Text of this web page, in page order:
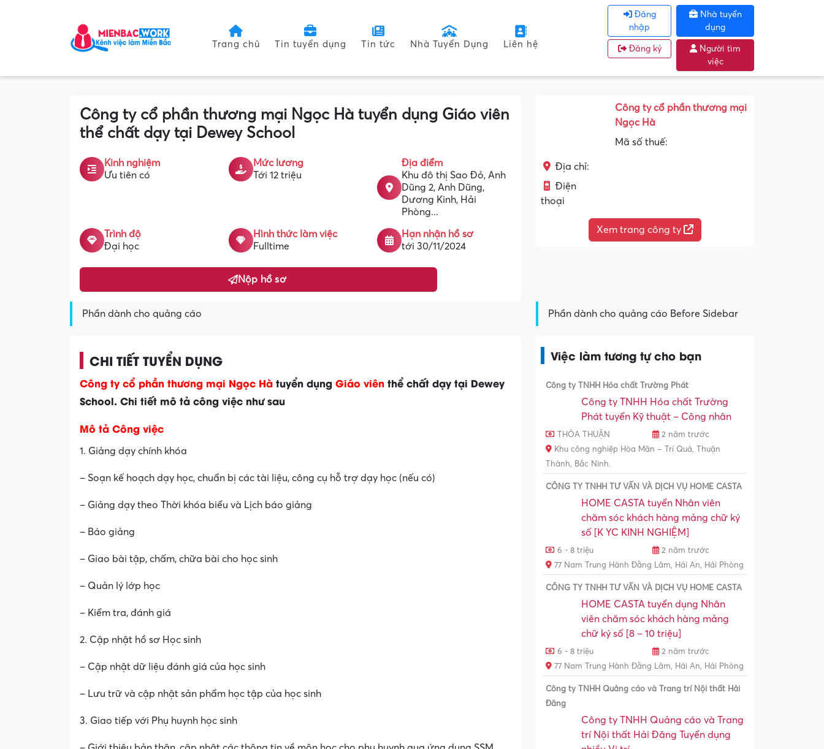
Trang chủ Tin tuyển dụng Tin tức Nhà Tuyển Dụng Liên hệ
Đăng
nhập
Đăng ký
Nhà tuyển
dụng
Người tìm
việc
Công ty cổ phần thương mại Ngọc Hà tuyển dụng Giáo viên
thể chất dạy tại Dewey School
Kinh nghiệm
Ưu tiên có
Mức lương
Tới 12 triệu
Địa điểm
Khu đô thị Sao Đỏ, Anh
Dũng 2, Anh Dũng,
Dương Kinh, Hải
Phòng...
Trình độ
Đại học
Hình thức làm việc
Fulltime
Hạn nhận hồ sơ
tới 30/11/2024
Nộp hồ sơ
Công ty cổ phần thương mại
Ngọc Hà
Mã số thuế:
Địa chỉ:
Điện
thoại
Xem trang công ty
Phần dành cho quảng cáo
CHI TIẾT TUYỂN DỤNG
Công ty cổ phần thương mại Ngọc Hà tuyển dụng Giáo viên thể chất dạy tại Dewey
School. Chi tiết mô tả công việc như sau
Mô tả Công việc
1. Giảng dạy chính khóa
– Soạn kế hoạch dạy học, chuẩn bị các tài liệu, công cụ hỗ trợ dạy học (nếu có)
– Giảng dạy theo Thời khóa biểu và Lịch báo giảng
– Báo giảng
– Giao bài tập, chấm, chữa bài cho học sinh
– Quản lý lớp học
– Kiểm tra, đánh giá
2. Cập nhật hồ sơ Học sinh
– Cập nhật dữ liệu đánh giá của học sinh
– Lưu trữ và cập nhật sản phẩm học tập của học sinh
3. Giao tiếp với Phụ huynh học sinh
Phần dành cho quảng cáo Before Sidebar
Việc làm tương tự cho bạn
Công ty TNHH Hóa chất Trường Phát
Công ty TNHH Hóa chất Trường
Phát tuyển Kỹ thuật – Công nhân
THỎA THUẬN
2 năm trước
Khu công nghiệp Hòa Mãn – Trí Quả, Thuận
Thành, Bắc Ninh.
CÔNG TY TNHH TƯ VẤN VÀ DỊCH VỤ HOME CASTA
HOME CASTA tuyển Nhân viên
chăm sóc khách hàng mảng chữ ký
số [K YC KINH NGHIỆM]
6 - 8 triệu
2 năm trước
77 Nam Trung Hành Đằng Lâm, Hải An, Hải Phòng
CÔNG TY TNHH TƯ VẤN VÀ DỊCH VỤ HOME CASTA
HOME CASTA tuyển dụng Nhân
viên chăm sóc khách hàng mảng
chữ ký số [8 – 10 triệu]
6 - 8 triệu
2 năm trước
77 Nam Trung Hành Đằng Lâm, Hải An, Hải Phòng
Công ty TNHH Quảng cáo và Trang trí Nội thất Hải
Đăng
Công ty TNHH Quảng cáo và Trang
trí Nội thất Hải Đăng Tuyển dụng